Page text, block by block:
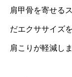
肩甲骨を寄せる
だエクササイズ
肩こりが軽減しま